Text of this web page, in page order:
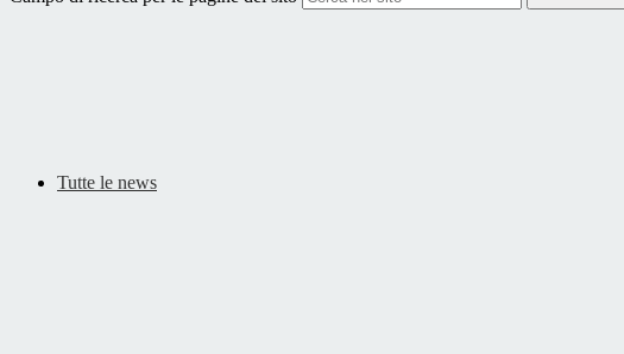
Tutte le news